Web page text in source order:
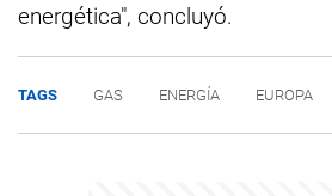
energética", concluyó.
TAGS GAS ENERGÍA EUROPA